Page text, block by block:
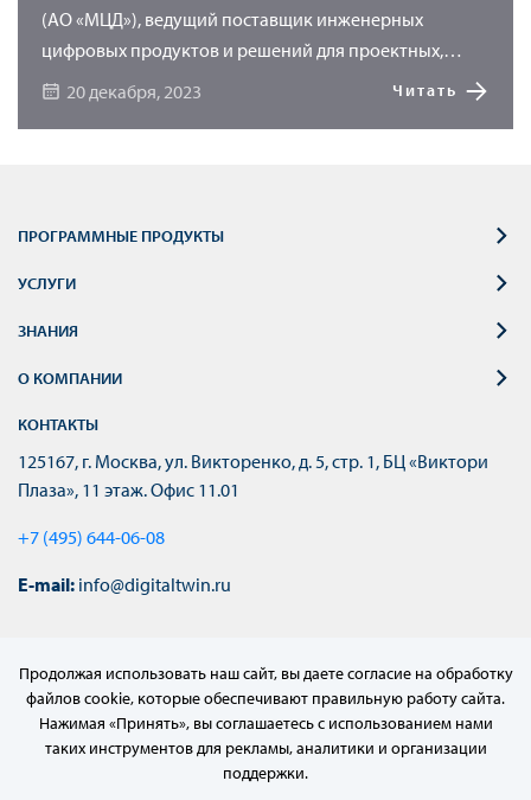
(АО «МЦД»), ведущий поставщик инженерных
цифровых продуктов и решений для проектных,
научно-исследовательских и производственных
20 декабря, 2023 Читать
ПРОГРАММНЫЕ ПРОДУКТЫ
УСЛУГИ
ЗНАНИЯ
О КОМПАНИИ
КОНТАКТЫ
125167, г. Москва, ул. Викторенко, д. 5, стр. 1, БЦ «Виктори
Плаза», 11 этаж. Офис 11.01
+7 (495) 644-06-08
E-mail: info@digitaltwin.ru
Продолжая использовать наш сайт, вы даете согласие на обработку
файлов cookie, которые обеспечивают правильную работу сайта.
Нажимая «Принять», вы соглашаетесь с использованием нами
таких инструментов для рекламы, аналитики и организации
поддержки.